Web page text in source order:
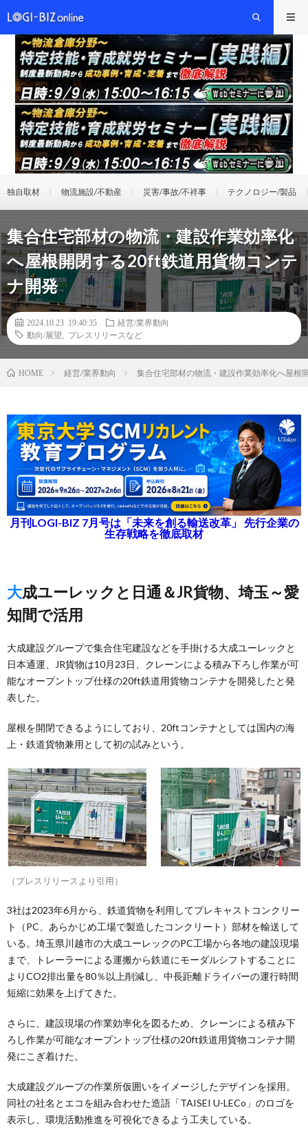
独自取材 物流施設/不動産 災害/事故/不祥事 テクノロジー/製品
集合住宅部材の物流・建設作業効率化
へ屋根開閉する20ft鉄道用貨物コンテ
ナ開発
2024.10.23 19:40:35
経営/業界動向
動向/展望
プレスリリースなど
HOME 経営/業界動向 集合住宅部材の物流・建設作業効率化へ屋根
月刊LOGI-BIZ 7月号は「未来を創る輸送改革」 先行企業の
生存戦略を徹底取材
大成ユーレックと日通＆JR貨物、埼玉～愛
知間で活用
大成建設グループで集合住宅建設などを手掛ける大成ユーレックと
日本通運、JR貨物は10月23日、クレーンによる積み下ろし作業が可
能なオープントップ仕様の20ft鉄道用貨物コンテナを開発したと発
表した。
屋根を開閉できるようにしており、20ftコンテナとしては国内の海
上・鉄道貨物兼用として初の試みという。
（プレスリリースより引用）
3社は2023年6月から、鉄道貨物を利用してプレキャストコンクリー
ト（PC、あらかじめ工場で製造したコンクリート）部材を輸送して
いる。埼玉県川越市の大成ユーレックのPC工場から各地の建設現場
まで、トレーラーによる運搬から鉄道にモーダルシフトすることに
よりCO2排出量を80％以上削減し、中長距離ドライバーの運行時間
短縮に効果を上げてきた。
さらに、建設現場の作業効率化を図るため、クレーンによる積み下
ろし作業が可能なオープントップ仕様の20ft鉄道用貨物コンテナ開
発にこぎ着けた。
大成建設グループの作業所仮囲いをイメージしたデザインを採用。
同社の社名とエコを組み合わせた造語「TAISEI U-LECo」のロゴを
表示し、環境活動推進を可視化できるよう工夫している。